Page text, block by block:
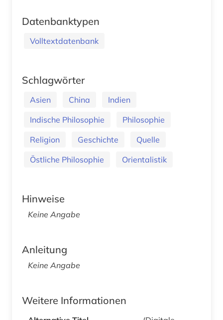
Datenbanktypen
Volltextdatenbank
Schlagwörter
Asien China
Indien
Indische Philosophie
Philosophie
Religion
Geschichte
Quelle
Östliche Philosophie
Orientalistik
Hinweise
Keine Angabe
Anleitung
Keine Angabe
Weitere Informationen